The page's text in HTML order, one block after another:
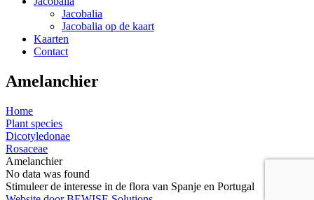
Jacobalia
Jacobalia op de kaart
Kaarten
Contact
Amelanchier
Home
Plant species
Dicotyledonae
Rosaceae
Amelanchier
No data was found
Stimuleer de interesse in de flora van Spanje en Portugal